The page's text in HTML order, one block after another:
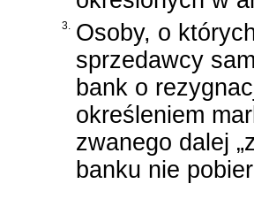
3. Osoby, o
sprzedawcy
bank o
określeniem
zwanego dalej
banku nie